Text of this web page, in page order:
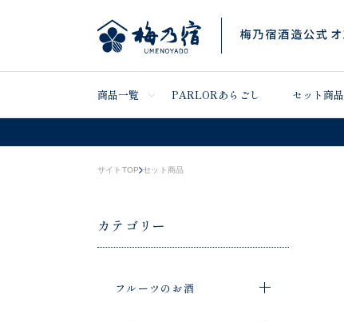
商品一覧 PARLORあらごし セット商品
サイトTOP セット商品
カテゴリー
フルーツのお酒